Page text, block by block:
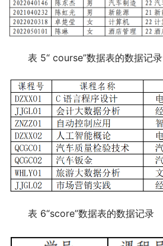
表 5“ course”数据表的数据记录
表 6“score”数据表的数据记录